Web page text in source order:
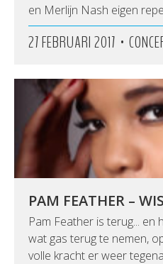
en Merlijn Nash eigen
27 FEBRUARI 2017 •
PAM FEATHER –
Pam Feather is terug... en
wat gas terug te nemen,
volle kracht er weer